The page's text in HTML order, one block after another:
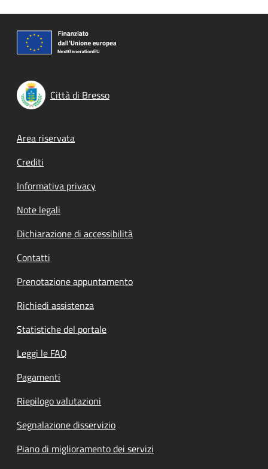
Città di Bresso
Footer menu
Area riservata
Crediti
Informativa privacy
Note legali
Dichiarazione di accessibilità
Contatti
Prenotazione appuntamento
Richiedi assistenza
Statistiche del portale
Leggi le FAQ
Pagamenti
Riepilogo valutazioni
Segnalazione disservizio
Piano di miglioramento dei servizi